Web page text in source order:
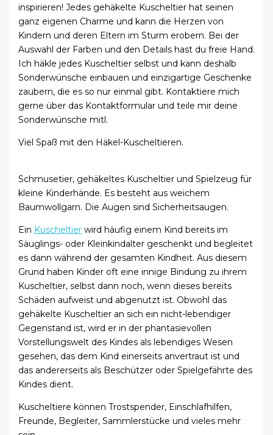
inspirieren! Jedes gehäkelte Kuscheltier hat seinen
ganz eigenen Charme und kann die Herzen von
Kindern und deren Eltern im Sturm erobern. Bei der
Auswahl der Farben und den Details hast du freie Hand.
Ich häkle jedes Kuscheltier selbst und kann deshalb
Sonderwünsche einbauen und einzigartige Geschenke
zaubern, die es so nur einmal gibt. Kontaktiere mich
gerne über das Kontaktformular und teile mir deine
Sonderwünsche mitl.
Viel Spaß mit den Häkel-Kuscheltieren.
Schmusetier, gehäkeltes Kuscheltier und Spielzeug für
kleine Kinderhände. Es besteht aus weichem
Baumwollgarn. Die Augen sind Sicherheitsaugen.
Ein Kuscheltierwird häufig einem Kind bereits im
Säuglings- oder Kleinkindalter geschenkt und begleitet
es dann während der gesamten Kindheit. Aus diesem
Grund haben Kinder oft eine innige Bindung zu ihrem
Kuscheltier, selbst dann noch, wenn dieses bereits
Schäden aufweist und abgenutzt ist. Obwohl das
gehäkelte Kuscheltier an sich ein nicht-lebendiger
Gegenstand ist, wird er in der phantasievollen
Vorstellungswelt des Kindes als lebendiges Wesen
gesehen, das dem Kind einerseits anvertraut ist und
das andererseits als Beschützer oder Spielgefährte des
Kindes dient.
Kuscheltiere können Trostspender, Einschlafhilfen,
Freunde, Begleiter, Sammlerstücke und vieles mehr